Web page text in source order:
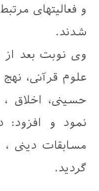
و فعالیتهای
شدند.
وی نوبت بعد
علوم قرآنی، نهج
حسینی، اخلاق ،
نمود و افزود:
مسابقات دینی ،
گردید.